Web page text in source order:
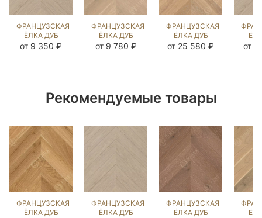
ФРАНЦУЗСКАЯ
ЁЛКА ДУБ
ФИАТО
от 9 350 ₽
ФРАНЦУЗСКАЯ
ЁЛКА ДУБ
ЭШЛИ
от 9 780 ₽
ФРАНЦУЗСКАЯ
ЁЛКА ДУБ
ВЕРДЖН
от 25 580 ₽ от
Рекомендуемые товары
ФРАНЦУЗСКАЯ
ЁЛКА ДУБ
ФРАНЦУЗСКАЯ
ЁЛКА ДУБ
ФРАНЦУЗСКАЯ
ЁЛКА ДУБ